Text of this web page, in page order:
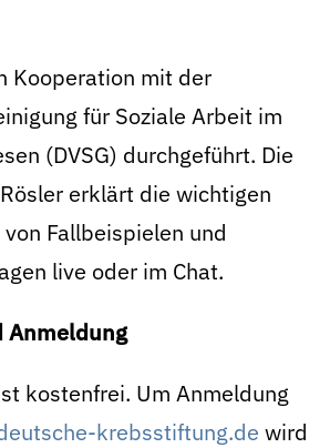
Kooperation mit der
für Soziale Arbeit im
(DVSG) durchgeführt. Die
erklärt die wichtigen
Fallbeispielen und
live oder im Chat.
Anmeldung
kostenfrei. Um Anmeldung
krebsstiftung.de wird